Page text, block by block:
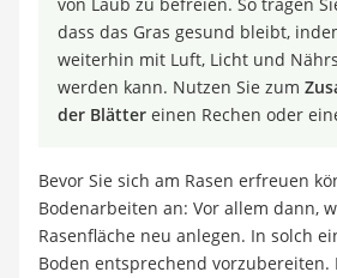
dass das Gras gesund bleibt,
weiterhin mit Luft, Licht und
werden kann. Nutzen Sie zum
der Blätter einen Rechen oder
Bevor Sie sich am Rasen erfreuen
Bodenarbeiten an: Vor allem dann,
Rasenfläche neu anlegen. In solch
Boden entsprechend vorzubereiten.